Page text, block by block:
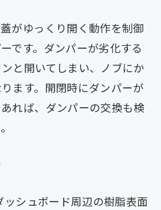
がゆっくり開く動作を制御
です。ダンパーが劣化する
と開いてしまい、ノブにか
ます。開閉時にダンパーが
れば、ダンパーの交換も検
ッシュボード周辺の樹脂表面